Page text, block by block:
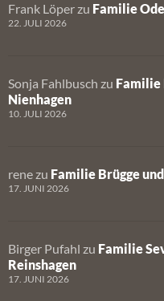
Frank Löper zu Familie
22. JULI 2026
Sonja Fahlbusch zu Familie
Nienhagen
10. JULI 2026
rene zu Familie Brügge
17. JUNI 2026
Birger Pufahl zu Familie
Reinshagen
17. JUNI 2026